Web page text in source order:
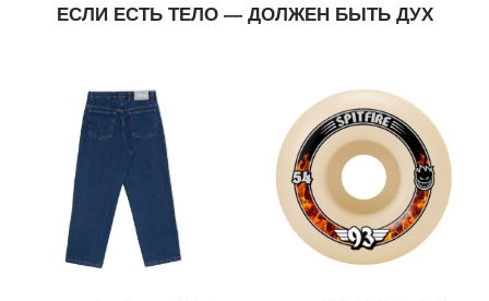
ЕСЛИ ЕСТЬ ТЕЛО — ДОЛЖЕН БЫТЬ ДУХ